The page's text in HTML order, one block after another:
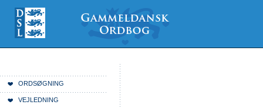
indhold
Videre
værktøjer
ORDSØGNING
VEJLEDNING